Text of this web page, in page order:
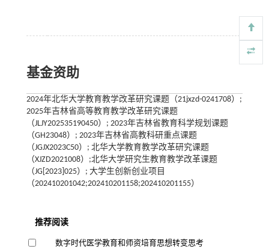
基金资助
2024年北华大学教育教学改革研究课题（21jxzd-0241708）;
2025年吉林省高等教育教学改革研究课题
（JLJY202535190450）; 2023年吉林省教育科学规划课题
（GH23048）; 2023年吉林省高教科研重点课题
（JGJX2023C50）; 北华大学教育教学改革研究课题
（XJZD2021008）;北华大学研究生教育教学改革课题
（JG[2023]025）; 大学生创新创业项目
（202410201042;202410201158;202410201155）